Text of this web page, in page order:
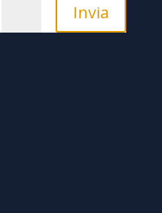
Invia